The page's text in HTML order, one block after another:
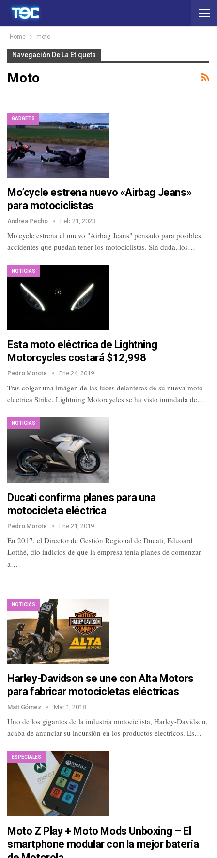
Home moto
Navegación De La Etiqueta
Moto
GADGETS
Mo’cycle estrena nuevo «Airbag Jeans»
para motociclistas
Andrea Pecho Feb 21, 2023
Mo'cycle estrena el nuevo "Airbag Jeans" pensado para posibles
accidentes que puedan tener los motociclistas. Sin duda, los…
NOTICIAS
Esta moto eléctrica de Lightning
Motorcycles costará $12,998
Pedro Morote Ene 24, 2019
Tras colgar una imágen de las luces delanteras de su nueva moto
eléctrica Strike, Lightning Motorcycles se ha visto inundada de…
NOTICIAS
Ducati confirma planes para una
motocicleta eléctrica
Pedro Morote Ene 21, 2019
En 2017, el Director de Gestión Regional de Ducati, Eduoard
Lotthé, dio indicios de que la empresa tenía planes de comenzar
a…
NOTICIAS
Harley-Davidson se une con Alta Motors
para fabricar motocicletas eléctricas
Matt Gómez Mar 1, 2018
Uno de los gigantes de la industria motociclista, Harley-Davidson,
acaba de anunciar su incursión en los productos electricos. Es…
ESPECIALES
Moto Z Play + Moto Mods Unboxing – El
smartphone modular con la mejor batería